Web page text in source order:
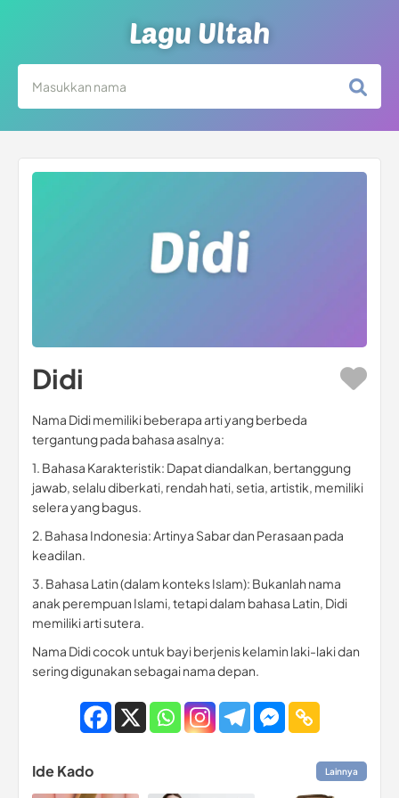
Lagu Ultah
Didi
Nama Didi memiliki beberapa arti yang berbeda
tergantung pada bahasa asalnya:
1. Bahasa Karakteristik: Dapat diandalkan, bertanggung
jawab, selalu diberkati, rendah hati, setia, artistik, memiliki
selera yang bagus.
2. Bahasa Indonesia: Artinya Sabar dan Perasaan pada
keadilan.
3. Bahasa Latin (dalam konteks Islam): Bukanlah nama
anak perempuan Islami, tetapi dalam bahasa Latin, Didi
memiliki arti sutera.
Nama Didi cocok untuk bayi berjenis kelamin laki-laki dan
sering digunakan sebagai nama depan.
Ide Kado Lainnya